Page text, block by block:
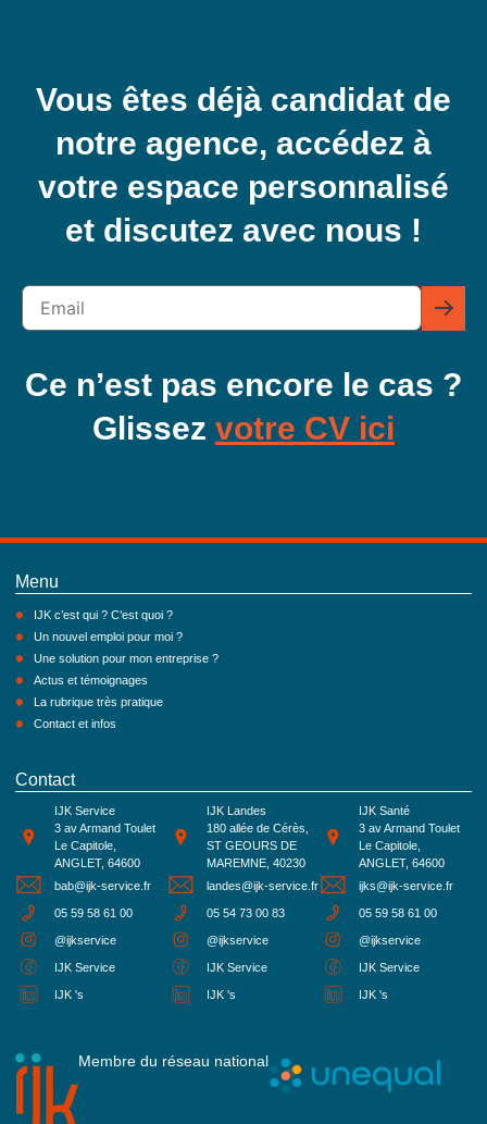
Vous êtes déjà candidat de
notre agence, accédez à
votre espace personnalisé
et discutez avec nous !
Ce n’est pas encore le cas ?
Glissez votre CV ici
Menu
IJK c’est qui ? C’est quoi ?
Un nouvel emploi pour moi ?
Une solution pour mon entreprise ?
Actus et témoignages
La rubrique très pratique
Contact et infos
Contact
IJK Service
3 av Armand Toulet
Le Capitole,
ANGLET, 64600
bab@ijk-service.fr
05 59 58 61 00
@ijkservice
IJK Service
IJK 's
IJK Landes
180 allée de Cérès,
ST GEOURS DE
MAREMNE, 40230
landes@ijk-service.fr
05 54 73 00 83
@ijkservice
IJK Service
IJK 's
IJK Santé
3 av Armand Toulet
Le Capitole,
ANGLET, 64600
ijks@ijk-service.fr
05 59 58 61 00
@ijkservice
IJK Service
IJK 's
Membre du réseau national